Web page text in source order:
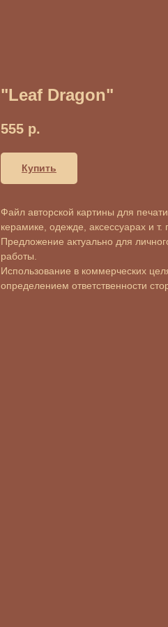
"Leaf Dragon"
555 р.
Купить
Файл авторской картины для
керамике, одежде, аксессуарах и т.
Предложение актуально для
работы.
Использование в коммерческих
определением ответственности